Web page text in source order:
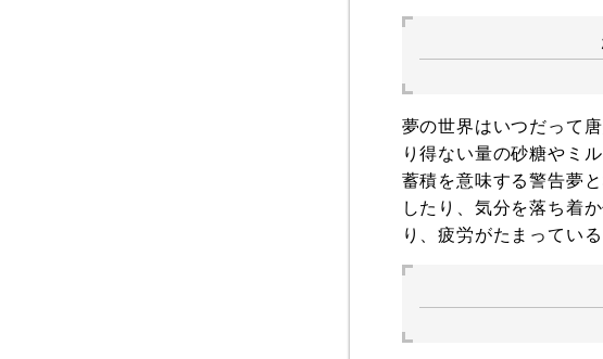
夢の世界はいつだって
り得ない量の砂糖やミ
蓄積を意味する警告夢
したり、気分を落ち着
り、疲労がたまってい